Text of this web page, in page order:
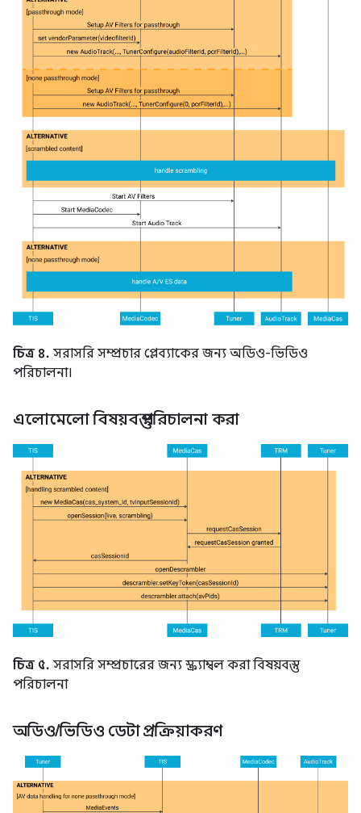
চিত্র ৪. সরাসরি সম্প্রচার প্লেব্যাকের জন্য অডিও-ভিডিও
পরিচালনা।
এলোমেলো বিষয়বস্তু পরিচালনা করা
চিত্র ৫. সরাসরি সম্প্রচারের জন্য স্ক্র্যাম্বল করা বিষয়বস্তু
পরিচালনা
অডিও/ভিডিও ডেটা প্রক্রিয়াকরণ